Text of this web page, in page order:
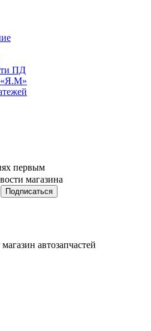
ПД
«Я.М»
первым
магазина
автозапчастей